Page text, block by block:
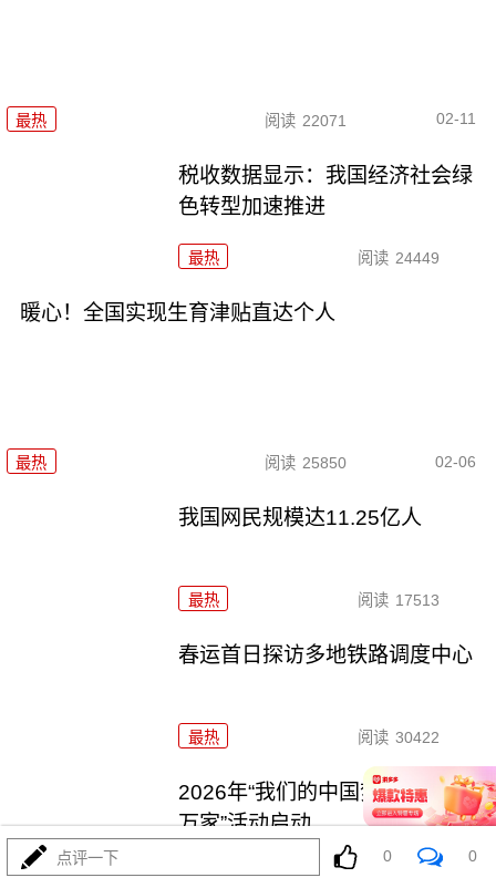
最热 阅读 22071 02-11
税收数据显示：我国经济社会绿
色转型加速推进
最热 阅读 24449
暖心！全国实现生育津贴直达个人
最热 阅读 25850 02-06
我国网民规模达11.25亿人
最热 阅读 17513
春运首日探访多地铁路调度中心
最热 阅读 30422
2026年“我们的中国梦——文化进
万家”活动启动
最热
点评一下 0 0